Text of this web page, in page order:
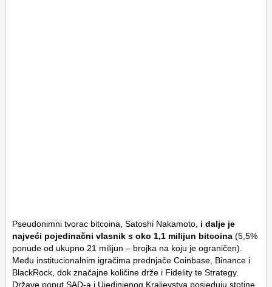
Pseudonimni tvorac bitcoina, Satoshi Nakamoto, i dalje je
najveći pojedinačni vlasnik s oko 1,1 milijun bitcoina (5,5%
ponude od ukupno 21 milijun – brojka na koju je ograničen).
Među institucionalnim igračima prednjače Coinbase, Binance i
BlackRock, dok značajne količine drže i Fidelity te Strategy.
Države poput SAD-a i Ujedinjenog Kraljevstva posjeduju stotine